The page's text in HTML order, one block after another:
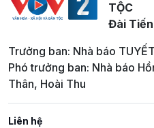
TỘC
Đài
Trưởng ban: Nhà báo
Phó trưởng ban: Nhà báo
Thân, Hoài Thu
Liên hệ